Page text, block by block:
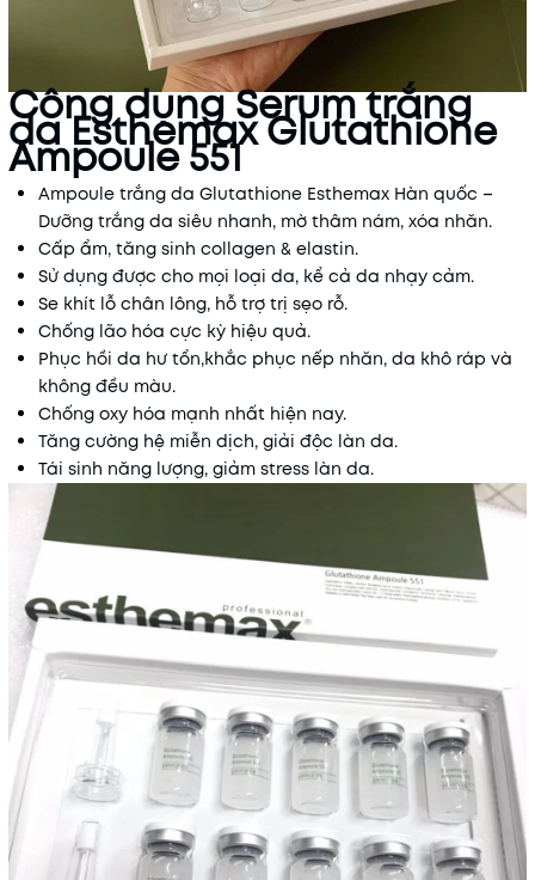
Công dụng Serum trắng
da Esthemax Glutathione
Ampoule 551
Ampoule trắng da Glutathione Esthemax Hàn quốc –
Dưỡng trắng da siêu nhanh, mờ thâm nám, xóa nhăn.
Cấp ẩm, tăng sinh collagen & elastin.
Sử dụng được cho mọi loại da, kể cả da nhạy cảm.
Se khít lỗ chân lông, hỗ trợ trị sẹo rỗ.
Chống lão hóa cực kỳ hiệu quả.
Phục hồi da hư tổn,khắc phục nếp nhăn, da khô ráp và
không đều màu.
Chống oxy hóa mạnh nhất hiện nay.
Tăng cường hệ miễn dịch, giải độc làn da.
Tái sinh năng lượng, giảm stress làn da.